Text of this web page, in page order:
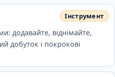
додавайте, віднімайте,
добуток і покрокові